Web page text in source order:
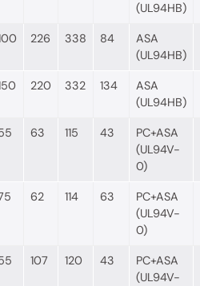
(UL94HB)
226 338 84
ASA
(UL94HB)
220 332 134
ASA
(UL94HB)
63 115 43
PC+ASA
(UL94V-
0)
62 114 63
PC+ASA
(UL94V-
0)
107 120 43
PC+ASA
(UL94V-